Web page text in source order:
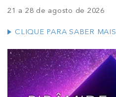
21 a 28 de agosto de 2026
CLIQUE PARA SABER MAIS